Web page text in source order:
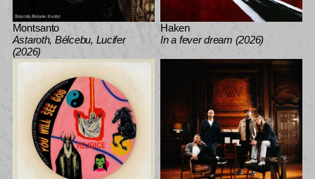
Montsanto
Astaroth, Bélcebu, Lucifer
(2026)
Haken
In a fever dream (2026)